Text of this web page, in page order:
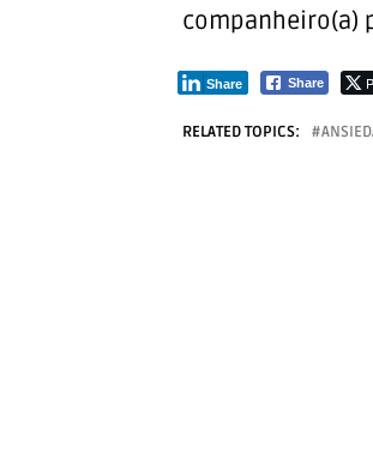
companheiro(a)
Share
Share
RELATED TOPICS: